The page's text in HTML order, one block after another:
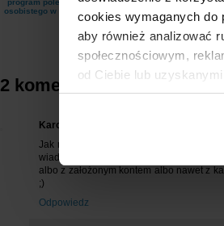
cookies wymaganych do
aby również analizować
społecznościowym,
od Ciebie lub
osobistego w VeloBanku
2 komentarze:
Karol P24
Jak mówią lepsze to niż nic.. Fajnie że
wiadomo z góry co następuje jeśli jakiś
albo z założonym kontem albo nawet z
;)
Odpowiedz